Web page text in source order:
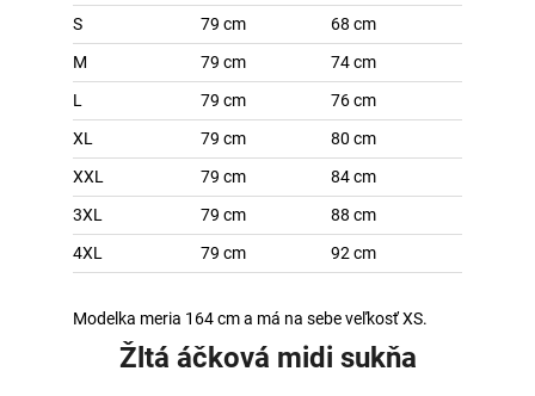
S 79 cm
68 cm
M
79 cm
74 cm
L
79 cm
76 cm
XL
79 cm
80 cm
XXL
79 cm
84 cm
3XL
79 cm
88 cm
4XL
79 cm 92 cm
Modelka meria 164 cm a má na sebe veľkosť XS.
Žltá áčková midi sukňa